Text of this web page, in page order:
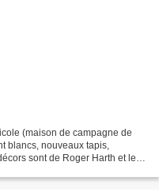
(maison de campagne de
blancs, nouveaux tapis,
sont de Roger Harth et les